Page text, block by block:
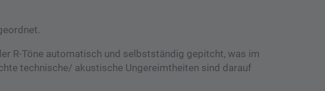
R-Töne automatisch und selbstständig gepitcht, was im
technische/ akustische Ungereimtheiten sind darauf